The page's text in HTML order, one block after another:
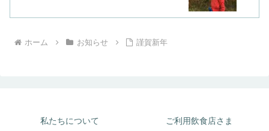
ホーム お知らせ 謹賀新年
私たちについて ご利用飲食店さま